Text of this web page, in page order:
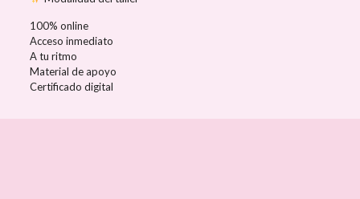
100% online
Acceso inmediato
A tu ritmo
Material de apoyo
Certificado digital